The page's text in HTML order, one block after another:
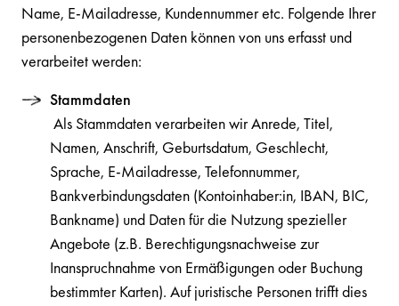
Name, E-Mailadresse, Kundennummer etc. Folgende Ihrer
personenbezogenen Daten können von uns erfasst und
verarbeitet werden:
Stammdaten
Als Stammdaten verarbeiten wir Anrede, Titel,
Namen, Anschrift, Geburtsdatum, Geschlecht,
Sprache, E-Mailadresse, Telefonnummer,
Bankverbindungsdaten (Kontoinhaber:in, IBAN, BIC,
Bankname) und Daten für die Nutzung spezieller
Angebote (z.B. Berechtigungsnachweise zur
Inanspruchnahme von Ermäßigungen oder Buchung
bestimmter Karten). Auf juristische Personen trifft dies